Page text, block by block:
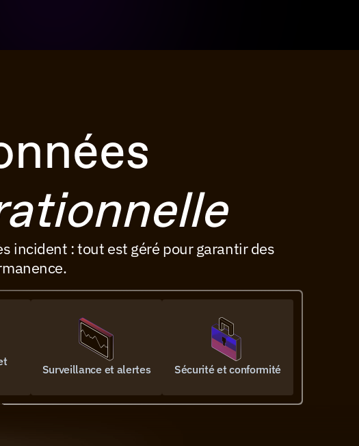
incident : tout est géré pour garantir des
Surveillance et alertes Sécurité et conformité